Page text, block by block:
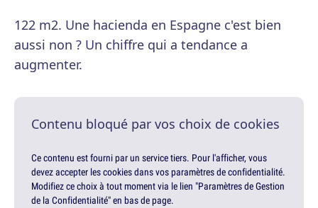
122 m2. Une hacienda en Espagne c'est bien
aussi non ? Un chiffre qui a tendance a
augmenter.
Contenu bloqué par vos choix de cookies
Ce contenu est fourni par un service tiers. Pour l'afficher, vous
devez accepter les cookies dans vos paramètres de confidentialité.
Modifiez ce choix à tout moment via le lien "Paramètres de Gestion
de la Confidentialité" en bas de page.